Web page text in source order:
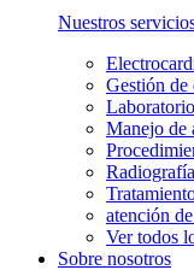
Nuestros
Gestión de
Manejo de
atención
Ver todos
Sobre nosotros